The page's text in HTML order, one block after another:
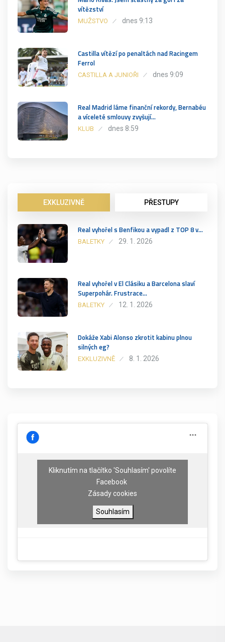
vítězství
MUŽSTVO dnes 9:13
Castilla vítězí po penaltách nad Racingem
Ferrol
CASTILLA A JUNIOŘI dnes 9:09
Real Madrid láme finanční rekordy, Bernabéu
a víceleté smlouvy zvyšují…
KLUB dnes 8:59
EXKLUZIVNĚ PŘESTUPY
Real vyhořel s Benfikou a vypadl z TOP 8 v…
BALETKY 29. 1. 2026
Real vyhořel v El Clásiku a Barcelona slaví
Superpohár. Frustrace…
BALETKY 12. 1. 2026
Dokáže Xabi Alonso zkrotit kabinu plnou
silných eg?
EXKLUZIVNĚ 8. 1. 2026
Kliknutím na tlačítko 'Souhlasím' povolíte
Facebook
Zásady cookies
Souhlasím